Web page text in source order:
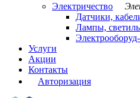
Электричество
Датчики,
Лампы,
Услуги
Акции
Контакты
Авторизация